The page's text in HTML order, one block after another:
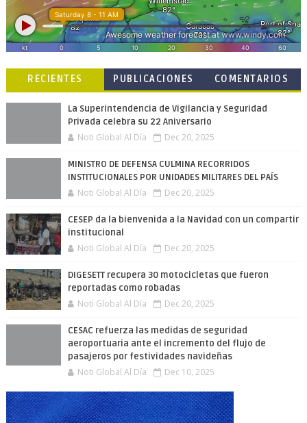
RECIENTES
PUBLICACIONES
COMENTARIOS
La Superintendencia de Vigilancia y Seguridad
Privada celebra su 22 Aniversario
Noti Global Al Día Dec 20, 2025
MINISTRO DE DEFENSA CULMINA RECORRIDOS
INSTITUCIONALES POR UNIDADES MILITARES DEL PAÍS
Noti Global Al Día Dec 20, 2025
CESEP da la bienvenida a la Navidad con un compartir
institucional
Noti Global Al Día Dec 20, 2025
DIGESETT recupera 30 motocicletas que fueron
reportadas como robadas
Noti Global Al Día Dec 20, 2025
CESAC refuerza las medidas de seguridad
aeroportuaria ante el incremento del flujo de
pasajeros por festividades navideñas
Noti Global Al Día Dec 10, 2025